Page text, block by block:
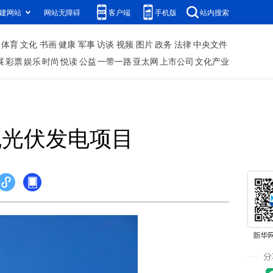
网站 网站无障碍 客户端 手机版 站内搜索
体育文化 书画健康 军事访谈 视频 图片政务 法律中央文件
彩票娱乐时尚 悦读公益一带一路 亚太网上市公司 文化产业
伏发电项目